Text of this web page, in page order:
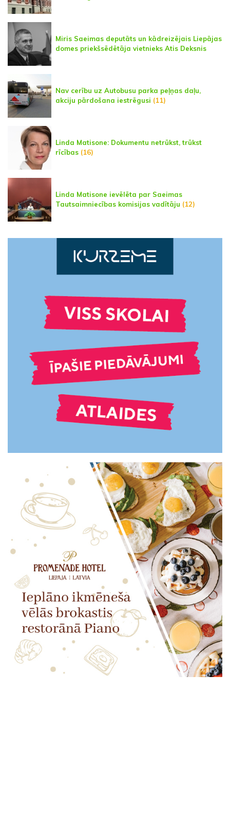
Miris Saeimas deputāts un kādreizējais Liepājas
domes priekšsēdētāja vietnieks Atis Deksnis
Nav cerību uz Autobusu parka peļņas daļu,
akciju pārdošana iestrēgusi (11)
Linda Matisone: Dokumentu netrūkst, trūkst
rīcības (16)
Linda Matisone ievēlēta par Saeimas
Tautsaimniecības komisijas vadītāju (12)